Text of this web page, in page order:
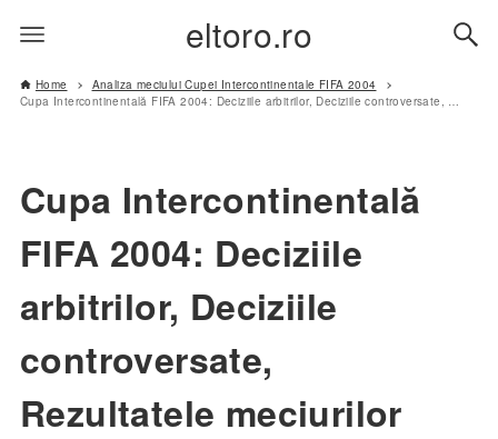
eltoro.ro
Home
Analiza meciului Cupei Intercontinentale FIFA 2004
Cupa Intercontinentală FIFA 2004: Deciziile arbitrilor, Deciziile controversate, Rezultatele meciurilor
Cupa Intercontinentală
FIFA 2004: Deciziile
arbitrilor, Deciziile
controversate,
Rezultatele meciurilor